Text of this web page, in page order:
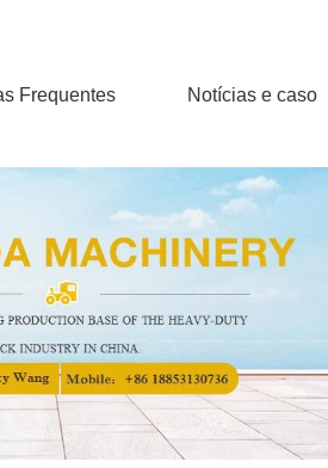
Frequentes Notícias e caso